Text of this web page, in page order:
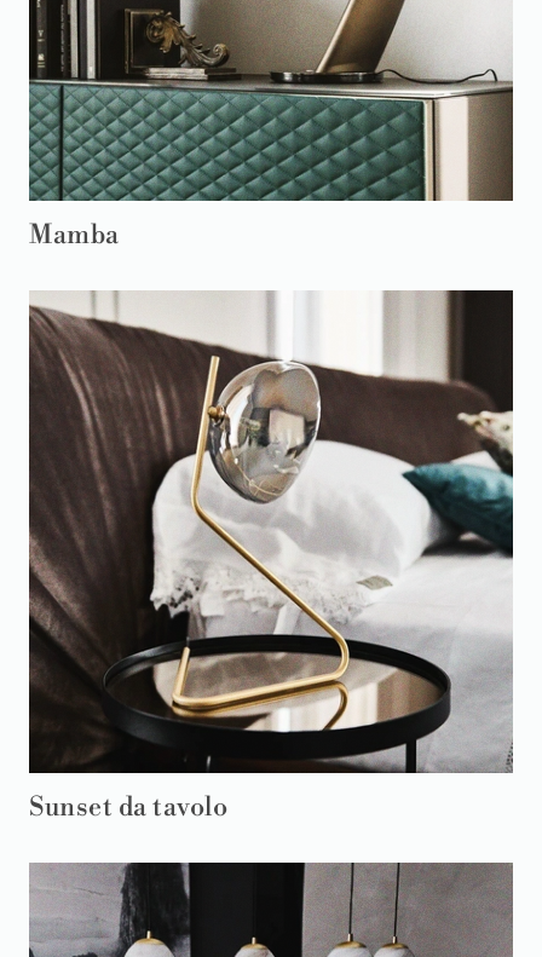
Mamba
Sunset da tavolo